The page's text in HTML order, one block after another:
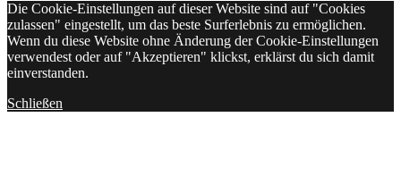
Die Cookie-Einstellungen auf dieser Website sind auf "Cookies
zulassen" eingestellt, um das beste Surferlebnis zu ermöglichen.
Wenn du diese Website ohne Änderung der Cookie-Einstellungen
verwendest oder auf "Akzeptieren" klickst, erklärst du sich damit
einverstanden.
Schließen